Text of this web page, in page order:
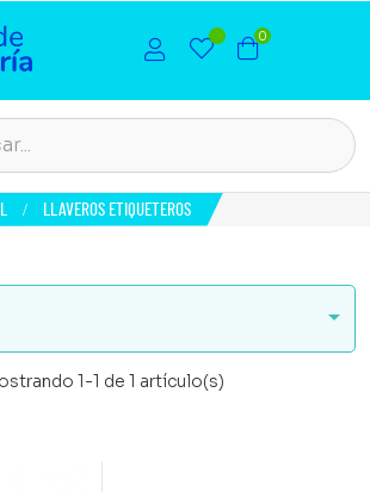
0
LLAVEROS ETIQUETEROS

1-1 de 1 artículo(s)